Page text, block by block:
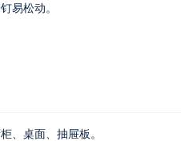
易松动。
、桌面、抽屉板。